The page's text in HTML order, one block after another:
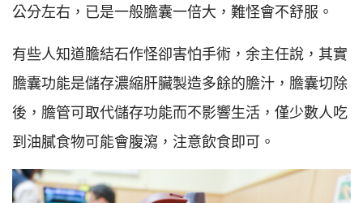
公分左右，已是一般膽囊一倍大，難怪會不舒服。
有些人知道膽結石作怪卻害怕手術，余主任說，其實
膽囊功能是儲存濃縮肝臟製造多餘的膽汁，膽囊切除
後，膽管可取代儲存功能而不影響生活，僅少數人吃
到油膩食物可能會腹瀉，注意飲食即可。